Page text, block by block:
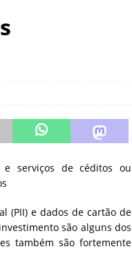
nas redes corporativas
um risco
NOTÍCIAS
e serviços de céditos ou
(PII) e dados de cartão de
são alguns dos
também são fortemente